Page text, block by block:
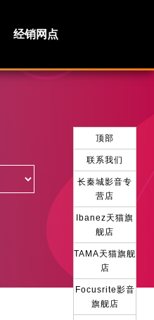
经销网点
顶部
联系我们
长秦城影音专
营店
Ibanez天猫旗
舰店
TAMA天猫旗舰
店
Focusrite影音
旗舰店